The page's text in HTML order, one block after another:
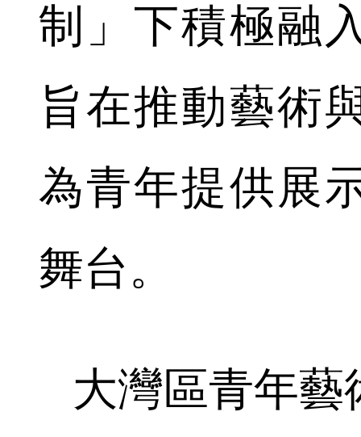
制」下積極融
旨在推動藝術
為青年提供展
舞台。
大灣區青年藝